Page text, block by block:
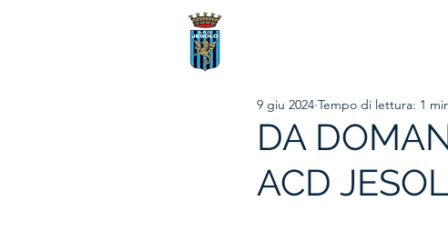
DA
ACD
9 giu 2024 Tempo di lettura: 1